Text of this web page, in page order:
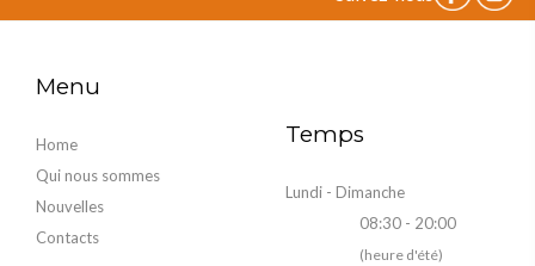
Menu
Home
Qui nous sommes
Nouvelles
Contacts
Temps
Lundi - Dimanche
08:30 - 20:00
(heure d'été)